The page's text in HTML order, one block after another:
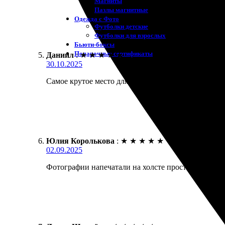
Пазлы магнитные
Одежда с Фото
Футболки детские
Футболки для взрослых
Бьюти-боксы
Подарочные сертификаты
Даниил : ★ ★ ★ ★ ★
30.10.2025
Самое крутое место для печати! Все удобно и
Юлия Королькова : ★ ★ ★ ★ ★
02.09.2025
Фотографии напечатали на холсте просто